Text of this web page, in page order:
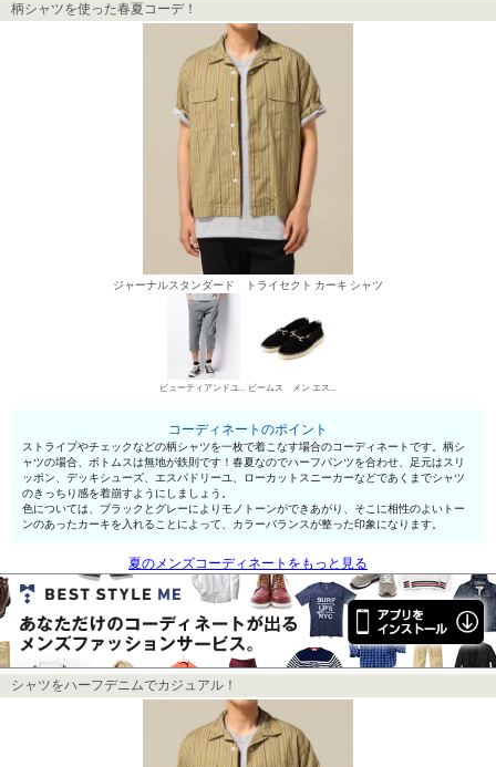
柄シャツを使った春夏コーデ！
ジャーナルスタンダード トライセクト カーキ シャツ
ビューティアンドユース ユナイテッドアローズ チノパン・綿パン ビームス メン エスパドリーユ
コーディネートのポイント
ストライプやチェックなどの柄シャツを一枚で着こなす場合のコーディネートです。柄シ
ャツの場合、ボトムスは無地が鉄則です！春夏なのでハーフパンツを合わせ、足元はスリ
ッポン、デッキシューズ、エスパドリーユ、ローカットスニーカーなどであくまでシャツ
のきっちり感を着崩すようにしましょう。
色については、ブラックとグレーによりモノトーンができあがり、そこに相性のよいトー
ンのあったカーキを入れることによって、カラーバランスが整った印象になります。
夏のメンズコーディネートをもっと見る
シャツをハーフデニムでカジュアル！